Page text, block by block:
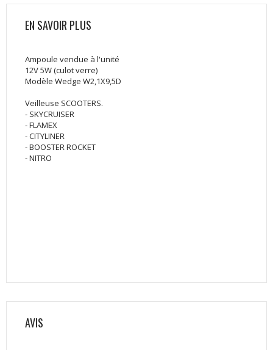
EN SAVOIR PLUS
Ampoule vendue à l'unité
12V 5W (culot verre)
Modèle Wedge W2,1X9,5D
Veilleuse SCOOTERS.
- SKYCRUISER
- FLAMEX
- CITYLINER
- BOOSTER ROCKET
- NITRO
AVIS